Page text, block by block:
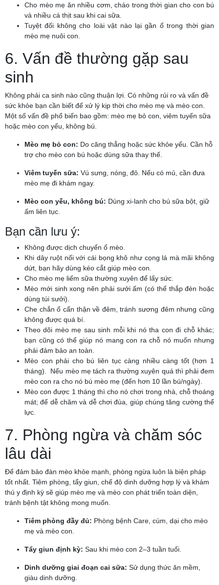
Cho mèo mẹ ăn nhiều cơm, cháo trong thời gian cho con bú
và nhiều cá thịt sau khi cai sữa.
Tuyệt đối không cho loài vật nào lại gần ổ trong thời gian
mèo mẹ nuôi con.
6. Vấn đề thường gặp sau
sinh
Không phải ca sinh nào cũng thuận lợi. Có những rủi ro và vấn đề
sức khỏe bạn cần biết để xử lý kịp thời cho mèo mẹ và mèo con.
Một số vấn đề phổ biến bao gồm: mèo mẹ bỏ con, viêm tuyến sữa
hoặc mèo con yếu, không bú.
Mèo mẹ bỏ con: Do căng thẳng hoặc sức khỏe yếu. Cần hỗ
trợ cho mèo con bú hoặc dùng sữa thay thế.
Viêm tuyến sữa: Vú sưng, nóng, đỏ. Nếu có mủ, cần đưa
mèo mẹ đi khám ngay.
Mèo con yếu, không bú: Dùng xi-lanh cho bú sữa bột, giữ
ấm liên tục.
Bạn cần lưu ý:
Không được dịch chuyển ổ mèo.
Khi dây ruột nối với cái bọng khô như cọng lá mà mãi không
dứt, bạn hãy dùng kéo cắt giúp mèo con.
Cho mèo mẹ liếm sữa thường xuyên để lấy sức.
Mèo mới sinh xong nên phải sưởi ấm (có thể thắp đèn hoặc
dùng túi sưởi).
Che chắn ổ cẩn thận về đêm, tránh sương đêm nhưng cũng
không được quá bí.
Theo dõi mèo mẹ sau sinh mỗi khi nó tha con đi chỗ khác;
bạn cũng có thể giúp nó mang con ra chỗ nó muốn nhưng
phải đảm bảo an toàn.
Mèo con phải cho bú liên tục càng nhiều càng tốt (hơn 1
tháng). Nếu mèo mẹ tách ra thường xuyên quá thì phải đem
mèo con ra cho nó bú mèo mẹ (đến hơn 10 lần bú/ngày).
Mèo con được 1 tháng thì cho nó chơi trong nhà, chỗ thoáng
mát; để dễ chăm và dễ chơi đùa, giúp chúng tăng cường thể
lực.
7. Phòng ngừa và chăm sóc
lâu dài
Để đảm bảo đàn mèo khỏe mạnh, phòng ngừa luôn là biện pháp
tốt nhất. Tiêm phòng, tẩy giun, chế độ dinh dưỡng hợp lý và khám
thú y định kỳ sẽ giúp mèo mẹ và mèo con phát triển toàn diện,
tránh bệnh tật không mong muốn.
Tiêm phòng đầy đủ: Phòng bệnh Care, cúm, dại cho mèo
mẹ và mèo con.
Tẩy giun định kỳ: Sau khi mèo con 2–3 tuần tuổi.
Dinh dưỡng giai đoạn cai sữa: Sử dụng thức ăn mềm,
giàu dinh dưỡng.